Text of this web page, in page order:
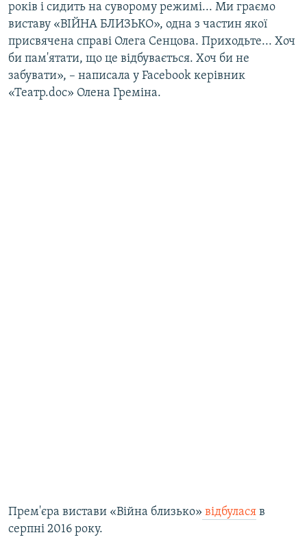
років і сидить на суворому режимі... Ми граємо
виставу «ВІЙНА БЛИЗЬКО», одна з частин якої
присвячена справі Олега Сенцова. Приходьте... Хоч
би пам'ятати, що це відбувається. Хоч би не
забувати», – написала у Facebook керівник
«Театр.doc» Олена Греміна.
Прем'єра вистави «Війна близько» відбулася в
серпні 2016 року.